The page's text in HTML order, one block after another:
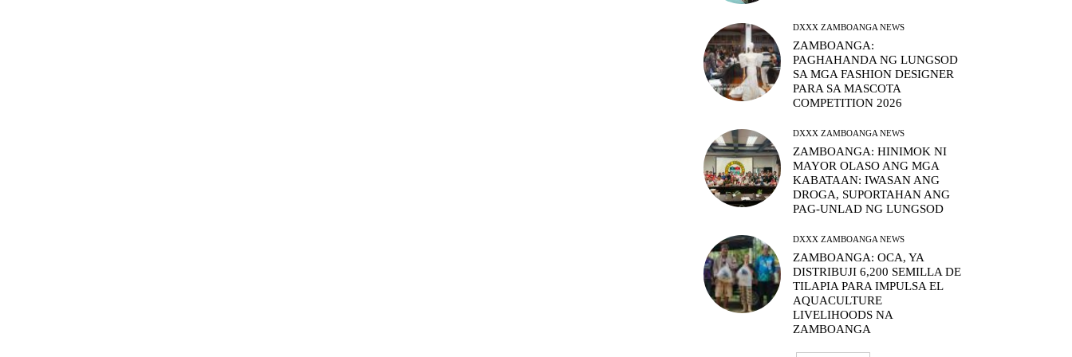
DXXX ZAMBOANGA NEWS
ZAMBOANGA:
PAGHAHANDA NG LUNGSOD
SA MGA FASHION DESIGNER
PARA SA MASCOTA
COMPETITION 2026
DXXX ZAMBOANGA NEWS
ZAMBOANGA: HINIMOK NI
MAYOR OLASO ANG MGA
KABATAAN: IWASAN ANG
DROGA, SUPORTAHAN ANG
PAG-UNLAD NG LUNGSOD
DXXX ZAMBOANGA NEWS
ZAMBOANGA: OCA, YA
DISTRIBUJI 6,200 SEMILLA DE
TILAPIA PARA IMPULSA EL
AQUACULTURE
LIVELIHOODS NA
ZAMBOANGA